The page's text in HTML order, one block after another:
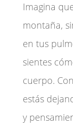
Imagina
montaña,
en tus
sientes
cuerpo.
estás
y